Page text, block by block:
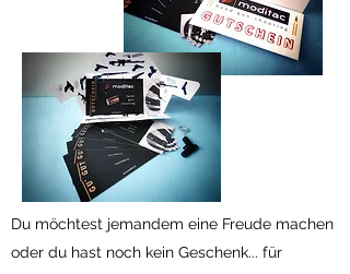
Du möchtest jemandem eine Freude machen
oder du hast noch kein Geschenk... für